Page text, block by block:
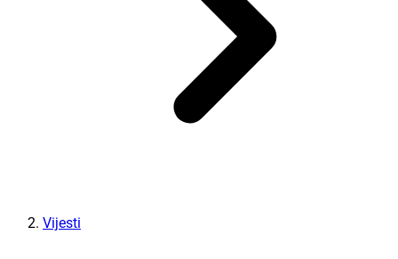
Vijesti